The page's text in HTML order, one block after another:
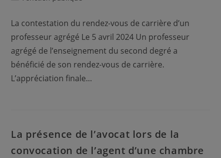
La contestation du rendez-vous de carrière d’un
professeur agrégé Le 5 avril 2024 Un professeur
agrégé de l’enseignement du second degré a
bénéficié de son rendez-vous de carrière.
L’appréciation finale…
La présence de l’avocat lors de la
convocation de l’agent d’une chambre